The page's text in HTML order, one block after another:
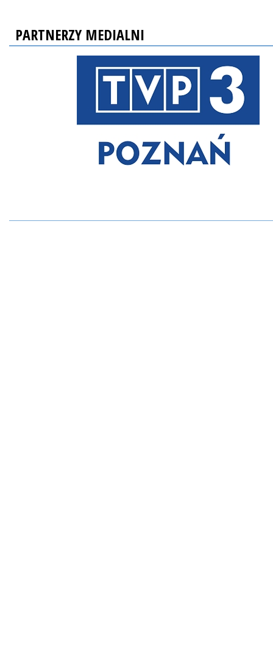
PARTNERZY MEDIALNI